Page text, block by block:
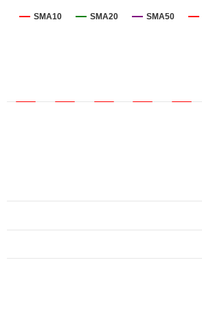
SMA10 SMA20 SMA50